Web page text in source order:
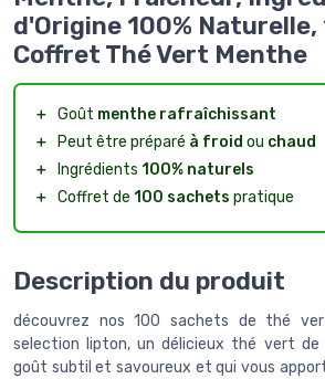
d'Origine 100%
Coffret Thé Vert Menthe
＋ Goût menthe rafraîchissant
＋
Peut être préparé à froid ou chaud
＋
Ingrédients 100% naturels
＋ Coffret de 100 sachets pratique
Description du produit
découvrez nos 100 sachets de thé
selection lipton, un délicieux thé vert de
goût subtil et savoureux et qui vous